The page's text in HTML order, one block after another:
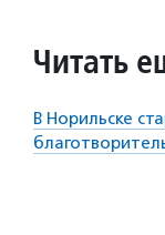
Читать
В Норильске